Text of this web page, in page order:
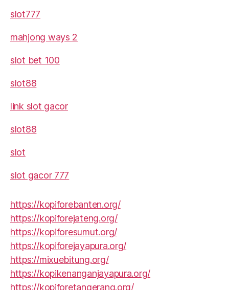
slot777
mahjong ways 2
slot bet 100
slot88
link slot gacor
slot88
slot
slot gacor 777
https://kopiforebanten.org/
https://kopiforejateng.org/
https://kopiforesumut.org/
https://kopiforejayapura.org/
https://mixuebitung.org/
https://kopikenanganjayapura.org/
https://kopiforetangerang.org/